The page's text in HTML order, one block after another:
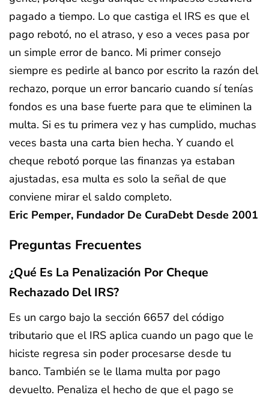
pagado a tiempo. Lo que castiga el IRS es que el
pago rebotó, no el atraso, y eso a veces pasa por
un simple error de banco. Mi primer consejo
siempre es pedirle al banco por escrito la razón del
rechazo, porque un error bancario cuando sí tenías
fondos es una base fuerte para que te eliminen la
multa. Si es tu primera vez y has cumplido, muchas
veces basta una carta bien hecha. Y cuando el
cheque rebotó porque las finanzas ya estaban
ajustadas, esa multa es solo la señal de que
conviene mirar el saldo completo.
Eric Pemper, Fundador De CuraDebt Desde 2001
Preguntas Frecuentes
¿Qué Es La Penalización Por Cheque
Rechazado Del IRS?
Es un cargo bajo la sección 6657 del código
tributario que el IRS aplica cuando un pago que le
hiciste regresa sin poder procesarse desde tu
banco. También se le llama multa por pago
devuelto. Penaliza el hecho de que el pago se